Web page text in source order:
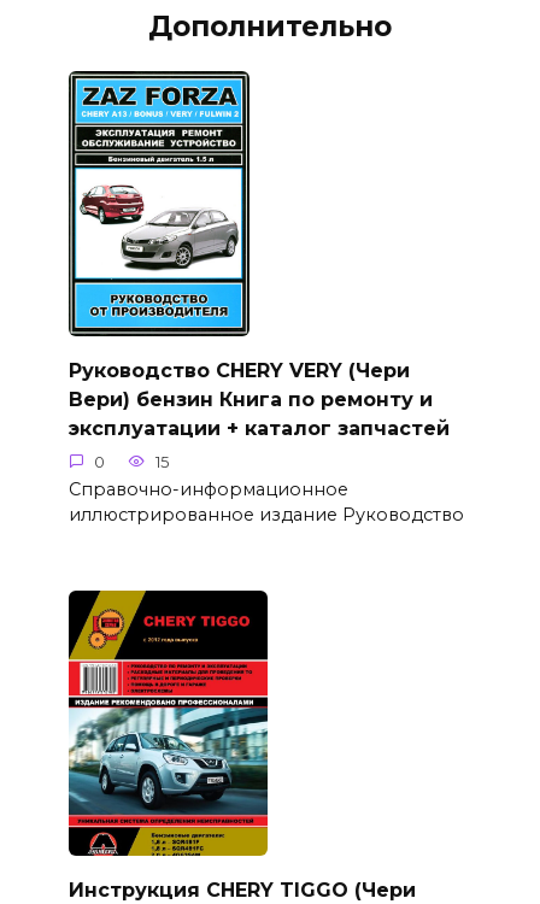
Дополнительно
Руководство CHERY VERY (Чери
Вери) бензин Книга по ремонту и
эксплуатации + каталог запчастей
0 15
Справочно-информационное
иллюстрированное издание Руководство
Инструкция CHERY TIGGO (Чери